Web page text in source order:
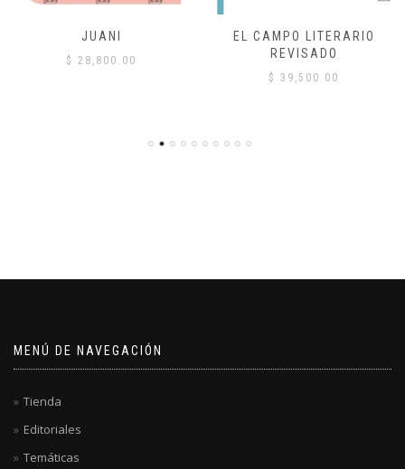
JUANI
$ 28,800.00
EL CAMPO LITERARIO
REVISADO
$ 39,500.00
MENÚ DE NAVEGACIÓN
Tienda
Editoriales
Temáticas